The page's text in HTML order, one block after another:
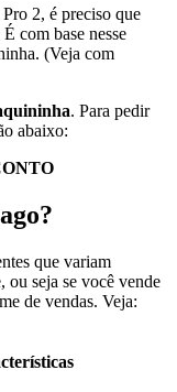
2, é preciso que
É com base nesse
(Veja com
. Para pedir
abaixo:
que variam
seja se você vende
de vendas. Veja: